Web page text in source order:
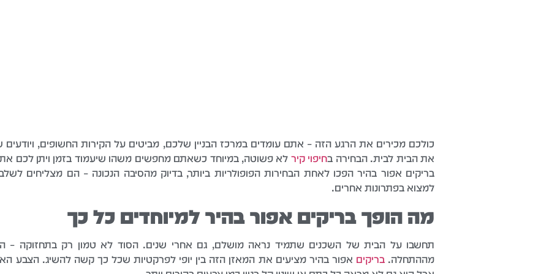
כולכם מכירים את הרגע הזה – אתם עומדים במרכז הבניין שלכם, מביטים על הקירות החשופים, ויודעים
את הבית לבית. הבחירה בחיפוי קיר לא פשוטה, במיוחד כשאתם מחפשים משהו שיעמוד בזמן ויתן לכם
בריקים אפור בהיר הפכו לאחת הבחירות הפופולריות ביותר, בדיוק מהסיבה הנכונה – הם מצליחים
למצוא בפתרונות אחרים.
מה הופך בריקים אפור בהיר למיוחדים כל כך
תחשבו על הבית של השכנים שתמיד נראה מושלם, גם אחרי שנים. הסוד לא טמון רק בתחזוקה –
מההתחלה.בריקים אפור בהיר מציעים את המאזן הזה בין יופי לפרקטיות שכל כך קשה להשיג. הצבע